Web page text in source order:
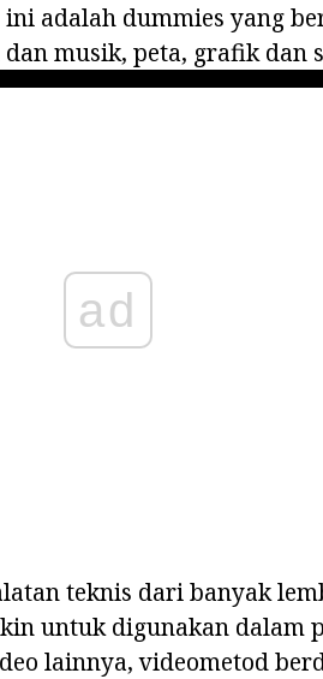
adalah dummies yang
musik, peta, grafik dan
ad
teknis dari banyak
untuk digunakan dalam
lainnya, videometod